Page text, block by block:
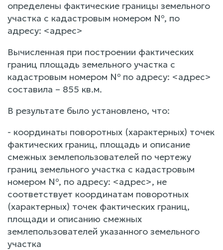
определены фактические границы земельного
участка с кадастровым номером №, по
адресу: <адрес>
Вычисленная при построении фактических
границ площадь земельного участка с
кадастровым номером № по адресу: <адрес>
составила – 855 кв.м.
В результате было установлено, что:
- координаты поворотных (характерных) точек
фактических границ, площадь и описание
смежных землепользователей по чертежу
границ земельного участка с кадастровым
номером №, по адресу: <адрес>, не
соответствует координатам поворотных
(характерных) точек фактических границ,
площади и описанию смежных
землепользователей указанного земельного
участка